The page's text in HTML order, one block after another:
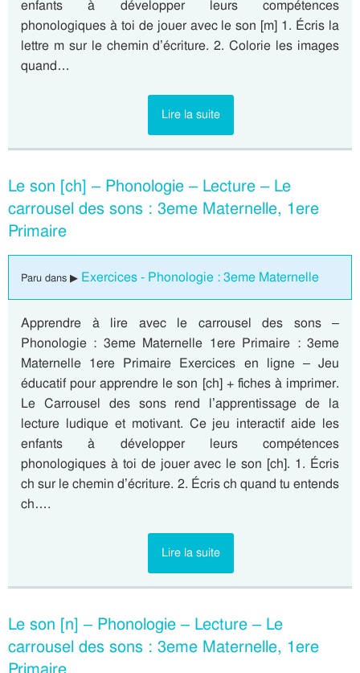
enfants à développer leurs compétences
phonologiques à toi de jouer avec le son [m] 1. Écris la
lettre m sur le chemin d’écriture. 2. Colorie les images
quand…
Lire la suite
Le son [ch] – Phonologie – Lecture – Le
carrousel des sons : 3eme Maternelle, 1ere
Primaire
Paru dans ▶ Exercices - Phonologie : 3eme Maternelle
Apprendre à lire avec le carrousel des sons –
Phonologie : 3eme Maternelle 1ere Primaire : 3eme
Maternelle 1ere Primaire Exercices en ligne – Jeu
éducatif pour apprendre le son [ch] + fiches à imprimer.
Le Carrousel des sons rend l’apprentissage de la
lecture ludique et motivant. Ce jeu interactif aide les
enfants à développer leurs compétences
phonologiques à toi de jouer avec le son [ch]. 1. Écris
ch sur le chemin d’écriture. 2. Écris ch quand tu entends
ch….
Lire la suite
Le son [n] – Phonologie – Lecture – Le
carrousel des sons : 3eme Maternelle, 1ere